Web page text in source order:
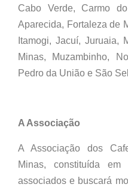
Cabo Verde, Carmo
Aparecida, Fortaleza de
Itamogi, Jacuí, Juruaia,
Minas, Muzambinho,
Pedro da União e São
A Associação
A Associação dos
Minas, constituída
associados e buscará